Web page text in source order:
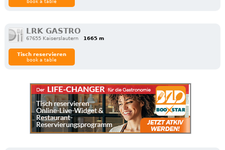
book a table
LRK GASTRO
67655 Kaiserslautern 1665 m
Tisch reservieren
book a table